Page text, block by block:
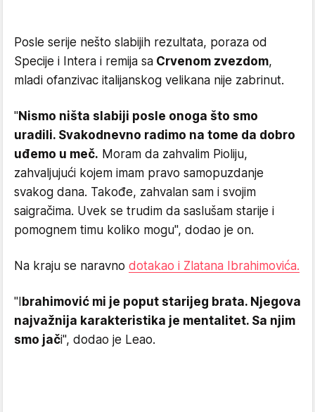
Posle serije nešto slabijih rezultata, poraza od
Specije i Intera i remija sa Crvenom zvezdom,
mladi ofanzivac italijanskog velikana nije zabrinut.
"Nismo ništa slabiji posle onoga što smo
uradili. Svakodnevno radimo na tome da dobro
uđemo u meč. Moram da zahvalim Pioliju,
zahvaljujući kojem imam pravo samopuzdanje
svakog dana. Takođe, zahvalan sam i svojim
saigračima. Uvek se trudim da saslušam starije i
pomognem timu koliko mogu", dodao je on.
Na kraju se naravno dotakao i Zlatana Ibrahimovića.
"I brahimović mi je poput starijeg brata. Njegova
najvažnija karakteristika je mentalitet. Sa njim
smo jači", dodao je Leao.